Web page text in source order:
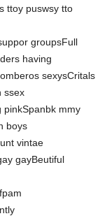
ttoy puswsy tto
groupsFull
having
sexysCritals
ssex
pinkSpanbk mmy
boys
vintae
gayBeutiful